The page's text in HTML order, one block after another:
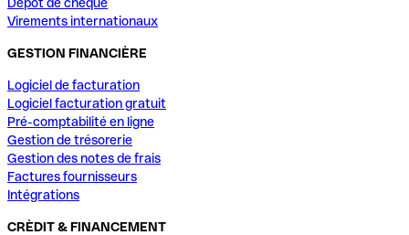
Virements internationaux
GESTION FINANCIÈRE
Logiciel de facturation
Logiciel facturation gratuit
Pré-comptabilité en ligne
Gestion de trésorerie
Gestion des notes de frais
Factures fournisseurs
Intégrations
CRÈDIT & FINANCEMENT